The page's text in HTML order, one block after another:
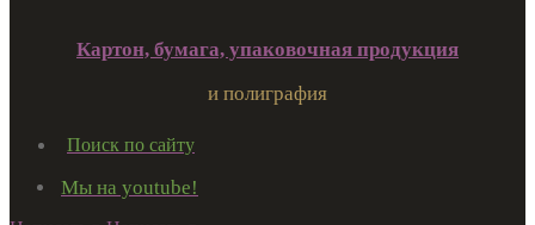
Картон, бумага, упаковочная продукция
и полиграфия
Поиск по сайту
Мы на youtube!